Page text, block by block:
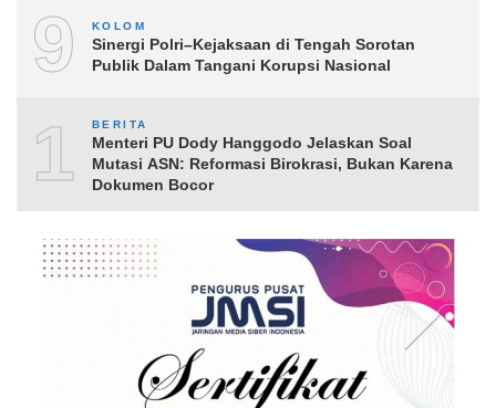
9 KOLOM
Sinergi Polri–Kejaksaan di Tengah Sorotan
Publik Dalam Tangani Korupsi Nasional
10BERITA
Menteri PU Dody Hanggodo Jelaskan Soal
Mutasi ASN: Reformasi Birokrasi, Bukan Karena
Dokumen Bocor